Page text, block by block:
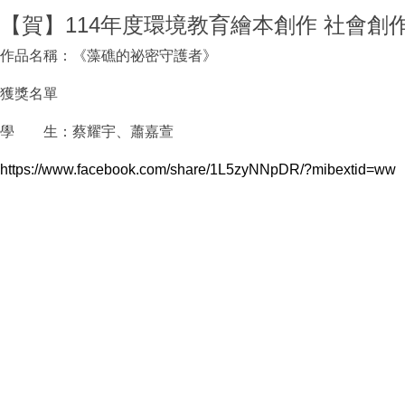
【賀】114年度環境教育繪本創作 社會創
作品名稱：《藻礁的祕密守護者》
獲獎名單
學 生：蔡耀宇、蕭嘉萱
https://www.facebook.com/share/1L5zyNNpDR/?mibextid=ww